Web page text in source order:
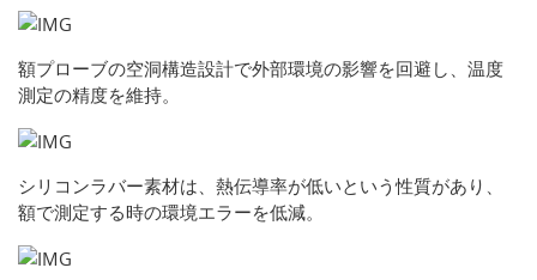
額プローブの空洞構造設計で外部環境の影響を回避し、温度
測定の精度を維持。
シリコンラバー素材は、熱伝導率が低いという性質があり、
額で測定する時の環境エラーを低減。